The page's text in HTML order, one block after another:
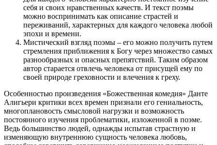
себя и своих нравственных качеств. И текст поэмы
можно воспринимать как описание страстей и
переживаний, характерных для каждого человека любой
эпохи и времени.
Мистический взгляд поэмы – его можно получить путем
стремления приближения к Богу через множество самых
разнообразных и опасных препятствий. Таким образом
автор старается отвлечь человека от присущей ему по
своей природе греховности и влечения к греху.
Особенностью произведения «Божественная комедия» Данте
Алигьери критики всех времен признали его гениальность,
многоплановость смысловой нагрузки и возможность
постоянного изучения проблематики, изложенной в поэме.
Ведь большинство людей, однажды испытав страстную и
изменяющую внутреннюю сущность человека любовь,